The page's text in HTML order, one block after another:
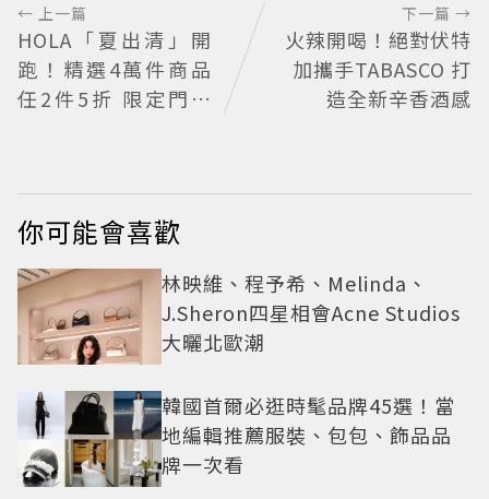
← 上一篇
HOLA「夏出清」開
跑！精選4萬件商品
任2件5折 限定門市
下一篇 →
火辣開喝！絕對伏特
加攜手TABASCO 打
造全新辛香酒感
你可能會喜歡
林映維、程予希、Melinda、
J.Sheron四星相會Acne Studios
大曬北歐潮
韓國首爾必逛時髦品牌45選！當
地編輯推薦服裝、包包、飾品品
牌一次看